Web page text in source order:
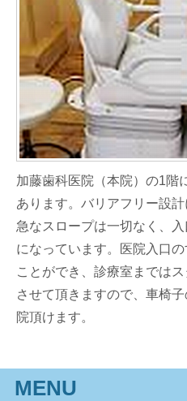
加藤歯科医院（本院）の1階
あります。バリアフリー設
急なスロープは一切なく、
になっています。医院入口
ことができ、診療室までは
させて頂きますので、車椅
院頂けます。
MENU